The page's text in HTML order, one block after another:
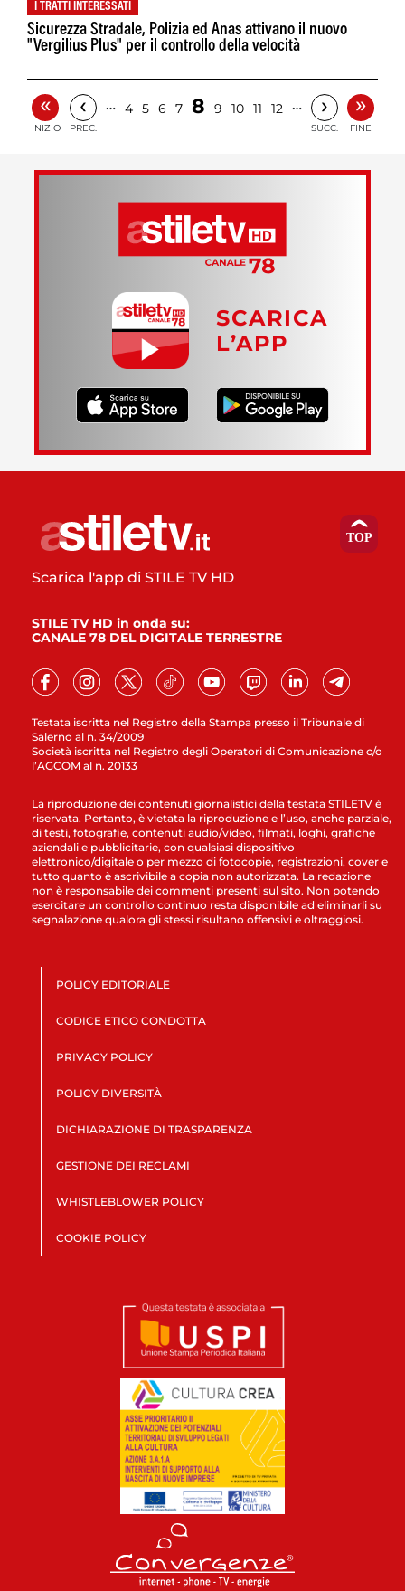
I TRATTI INTERESSATI
Sicurezza Stradale, Polizia ed Anas attivano il nuovo
"Vergilius Plus" per il controllo della velocità
«
INIZIO
‹
PREC.
… 4 5 6 7 8 9 10 11 12 … ›
SUCC.
»
FINE
SCARICA
L’APP
Testata iscritta nel Registro della Stampa presso il Tribunale di
Salerno al n. 34/2009
Società iscritta nel Registro degli Operatori di Comunicazione c/o
l’AGCOM al n. 20133
Scarica l'app di STILE TV HD
STILE TV HD in onda su:
CANALE 78 DEL DIGITALE TERRESTRE
La riproduzione dei contenuti giornalistici della testata STILETV è
riservata. Pertanto, è vietata la riproduzione e l’uso, anche parziale,
di testi, fotografie, contenuti audio/video, filmati, loghi, grafiche
aziendali e pubblicitarie, con qualsiasi dispositivo
elettronico/digitale o per mezzo di fotocopie, registrazioni, cover e
tutto quanto è ascrivibile a copia non autorizzata. La redazione
non è responsabile dei commenti presenti sul sito. Non potendo
esercitare un controllo continuo resta disponibile ad eliminarli su
segnalazione qualora gli stessi risultano offensivi e oltraggiosi.
POLICY EDITORIALE
CODICE ETICO CONDOTTA
PRIVACY POLICY
POLICY DIVERSITÀ
DICHIARAZIONE DI TRASPARENZA
GESTIONE DEI RECLAMI
WHISTLEBLOWER POLICY
COOKIE POLICY